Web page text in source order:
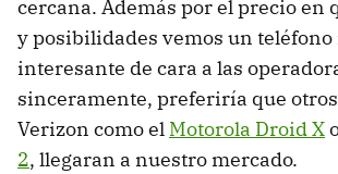
cercana. Además por el precio en
y posibilidades vemos un teléfono
interesante de cara a las
sinceramente, preferiría que
Verizon como el Motorola Droid X
2, llegaran a nuestro mercado.